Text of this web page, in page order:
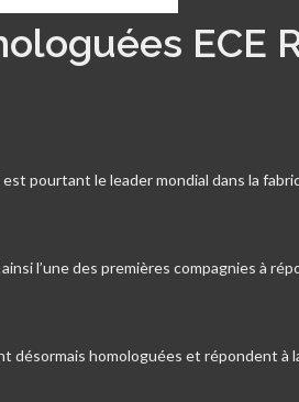
ECE
est pourtant le leader mondial dans la
l’une des premières compagnies à
désormais homologuées et répondent à